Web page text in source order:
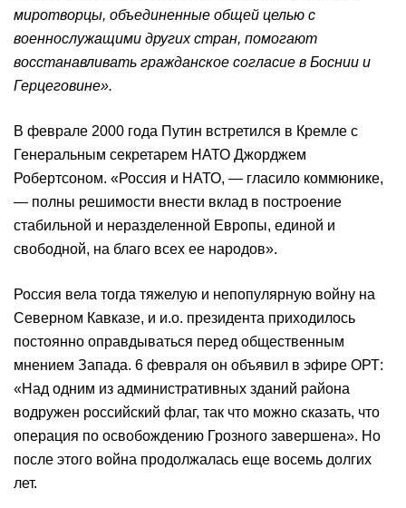
миротворцы, объединенные общей целью с
военнослужащими других стран, помогают
восстанавливать гражданское согласие в Боснии и
Герцеговине».
В феврале 2000 года Путин встретился в Кремле с
Генеральным секретарем НАТО Джорджем
Робертсоном. «Россия и НАТО, — гласило коммюнике,
— полны решимости внести вклад в построение
стабильной и неразделенной Европы, единой и
свободной, на благо всех ее народов».
Россия вела тогда тяжелую и непопулярную войну на
Северном Кавказе, и и.о. президента приходилось
постоянно оправдываться перед общественным
мнением Запада. 6 февраля он объявил в эфире ОРТ:
«Над одним из административных зданий района
водружен российский флаг, так что можно сказать, что
операция по освобождению Грозного завершена». Но
после этого война продолжалась еще восемь долгих
лет.